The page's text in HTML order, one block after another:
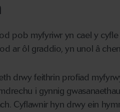
pob myfyriwr yn cael y
ar ôl graddio, yn unol â
drwy feithrin profiad
i gynnig
Cyflawnir hyn drwy ein